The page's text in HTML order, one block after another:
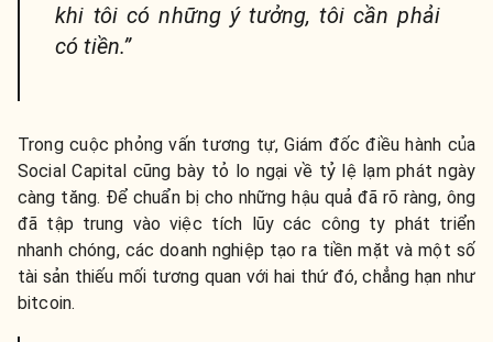
khi tôi có những ý tưởng, tôi cần phải
có tiền.”
Trong cuộc phỏng vấn tương tự, Giám đốc điều hành của
Social Capital cũng bày tỏ lo ngại về tỷ lệ lạm phát ngày
càng tăng. Để chuẩn bị cho những hậu quả đã rõ ràng, ông
đã tập trung vào việc tích lũy các công ty phát triển
nhanh chóng, các doanh nghiệp tạo ra tiền mặt và một số
tài sản thiếu mối tương quan với hai thứ đó, chẳng hạn như
bitcoin.